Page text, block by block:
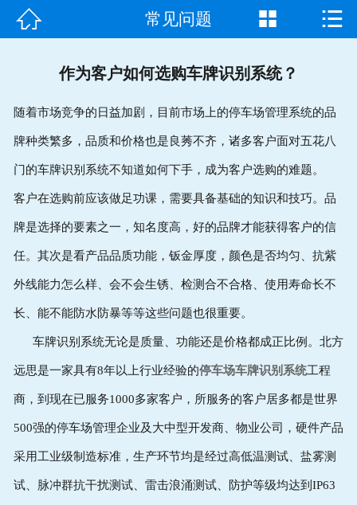
首页
成功案例
常见问题
客户见证
 常见问题  
作为客户如何选购车牌识别系统？
随着市场竞争的日益加剧，目前市场上的停车场管理系统的品
牌种类繁多，品质和价格也是良莠不齐，诸多客户面对五花八
门的车牌识别系统不知道如何下手，成为客户选购的难题。
客户在选购前应该做足功课，需要具备基础的知识和技巧。品
牌是选择的要素之一，知名度高，好的品牌才能获得客户的信
任。其次是看产品品质功能，钣金厚度，颜色是否均匀、抗紫
外线能力怎么样、会不会生锈、检测合不合格、使用寿命长不
长、能不能防水防暴等等这些问题也很重要。
车牌识别系统无论是质量、功能还是价格都成正比例。北方
远思是一家具有8年以上行业经验的停车场车牌识别系统工程
商，到现在已服务1000多家客户，所服务的客户居多都是世界
500强的停车场管理企业及大中型开发商、物业公司，硬件产品
采用工业级制造标准，生产环节均是经过高低温测试、盐雾测
试、脉冲群抗干扰测试、雷击浪涌测试、防护等级均达到IP63